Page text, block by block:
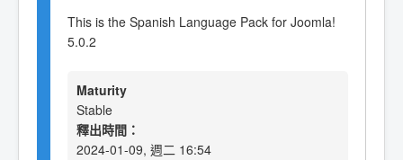
This is the Spanish Language Pack for Joomla!
5.0.2
Maturity
Stable
釋出時間：
2024-01-09, 週二 16:54